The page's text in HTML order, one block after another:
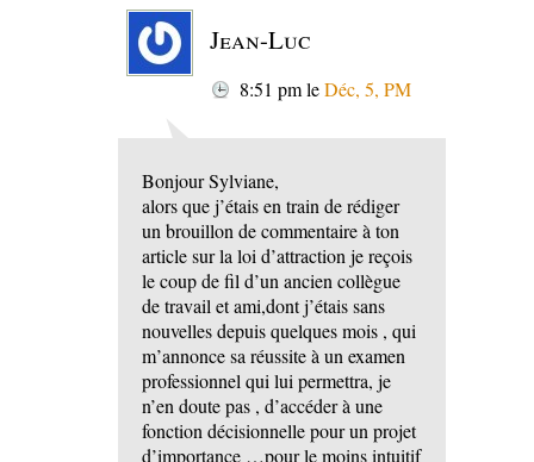
Jean-Luc
8:51 pmleDéc, 5, PM
Bonjour Sylviane,
alors que j’étais en train de rédiger
un brouillon de commentaire à ton
article sur la loi d’attraction je reçois
le coup de fil d’un ancien collègue
de travail et ami,dont j’étais sans
nouvelles depuis quelques mois , qui
m’annonce sa réussite à un examen
professionnel qui lui permettra, je
n’en doute pas , d’accéder à une
fonction décisionnelle pour un projet
d’importance …pour le moins intuitif